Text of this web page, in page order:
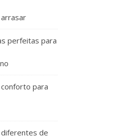
perfeitas para
para
diferentes de